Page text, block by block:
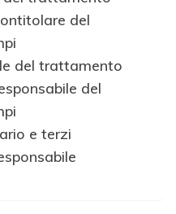
del
del trattamento
del
e terzi